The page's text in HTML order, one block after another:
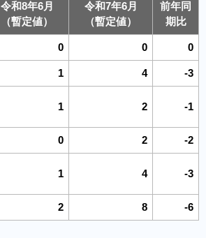
令和8年6月
（暫定値）
令和7年6月
（暫定値）
前年同
期比
0 0 0
1 4 -3
1 2 -1
0 2 -2
1 4 -3
2 8 -6